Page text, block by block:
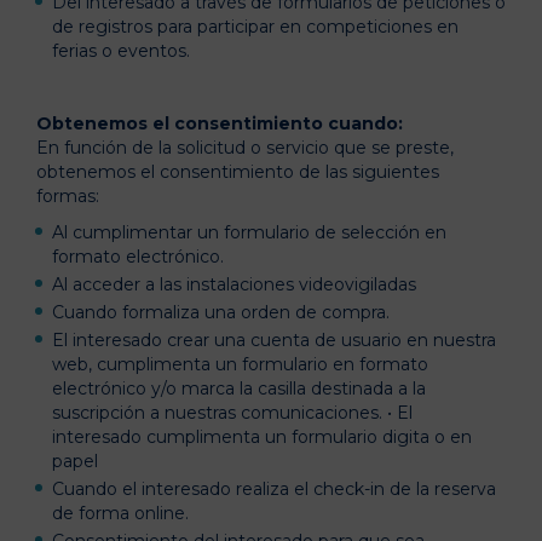
de registros para participar en competiciones en
ferias o eventos.
Obtenemos el consentimiento cuando:
En función de la solicitud o servicio que se preste,
obtenemos el consentimiento de las siguientes
formas:
Al cumplimentar un formulario de selección en
formato electrónico.
Al acceder a las instalaciones videovigiladas
Cuando formaliza una orden de compra.
El interesado crear una cuenta de usuario en nuestra
web, cumplimenta un formulario en formato
electrónico y/o marca la casilla destinada a la
suscripción a nuestras comunicaciones. • El
interesado cumplimenta un formulario digita o en
papel
Cuando el interesado realiza el check-in de la reserva
de forma online.